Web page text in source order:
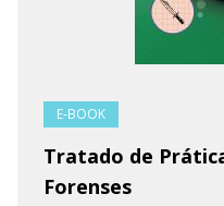
E-BOOK
Tratado de
Forenses